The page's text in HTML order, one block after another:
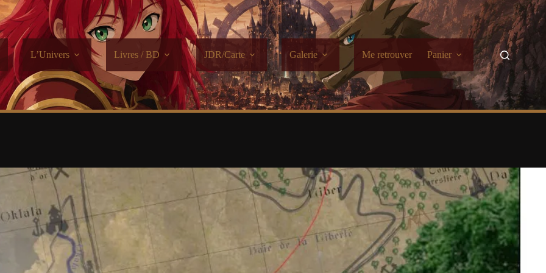
L’Univers Livres / BD JDR/Carte Galerie Me retrouver Panier